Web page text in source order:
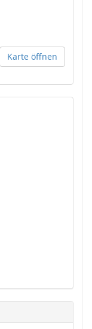
Karte öffnen